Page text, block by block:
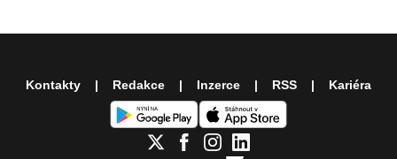
Kontakty Redakce Inzerce RSS Kariéra